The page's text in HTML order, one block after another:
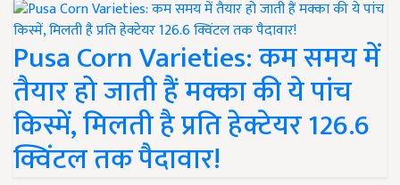
Pusa Corn Varieties: कम समय में
तैयार हो जाती हैं मक्का की ये पांच
किस्में, मिलती है प्रति हेक्टेयर 126.6
क्विंटल तक पैदावार!